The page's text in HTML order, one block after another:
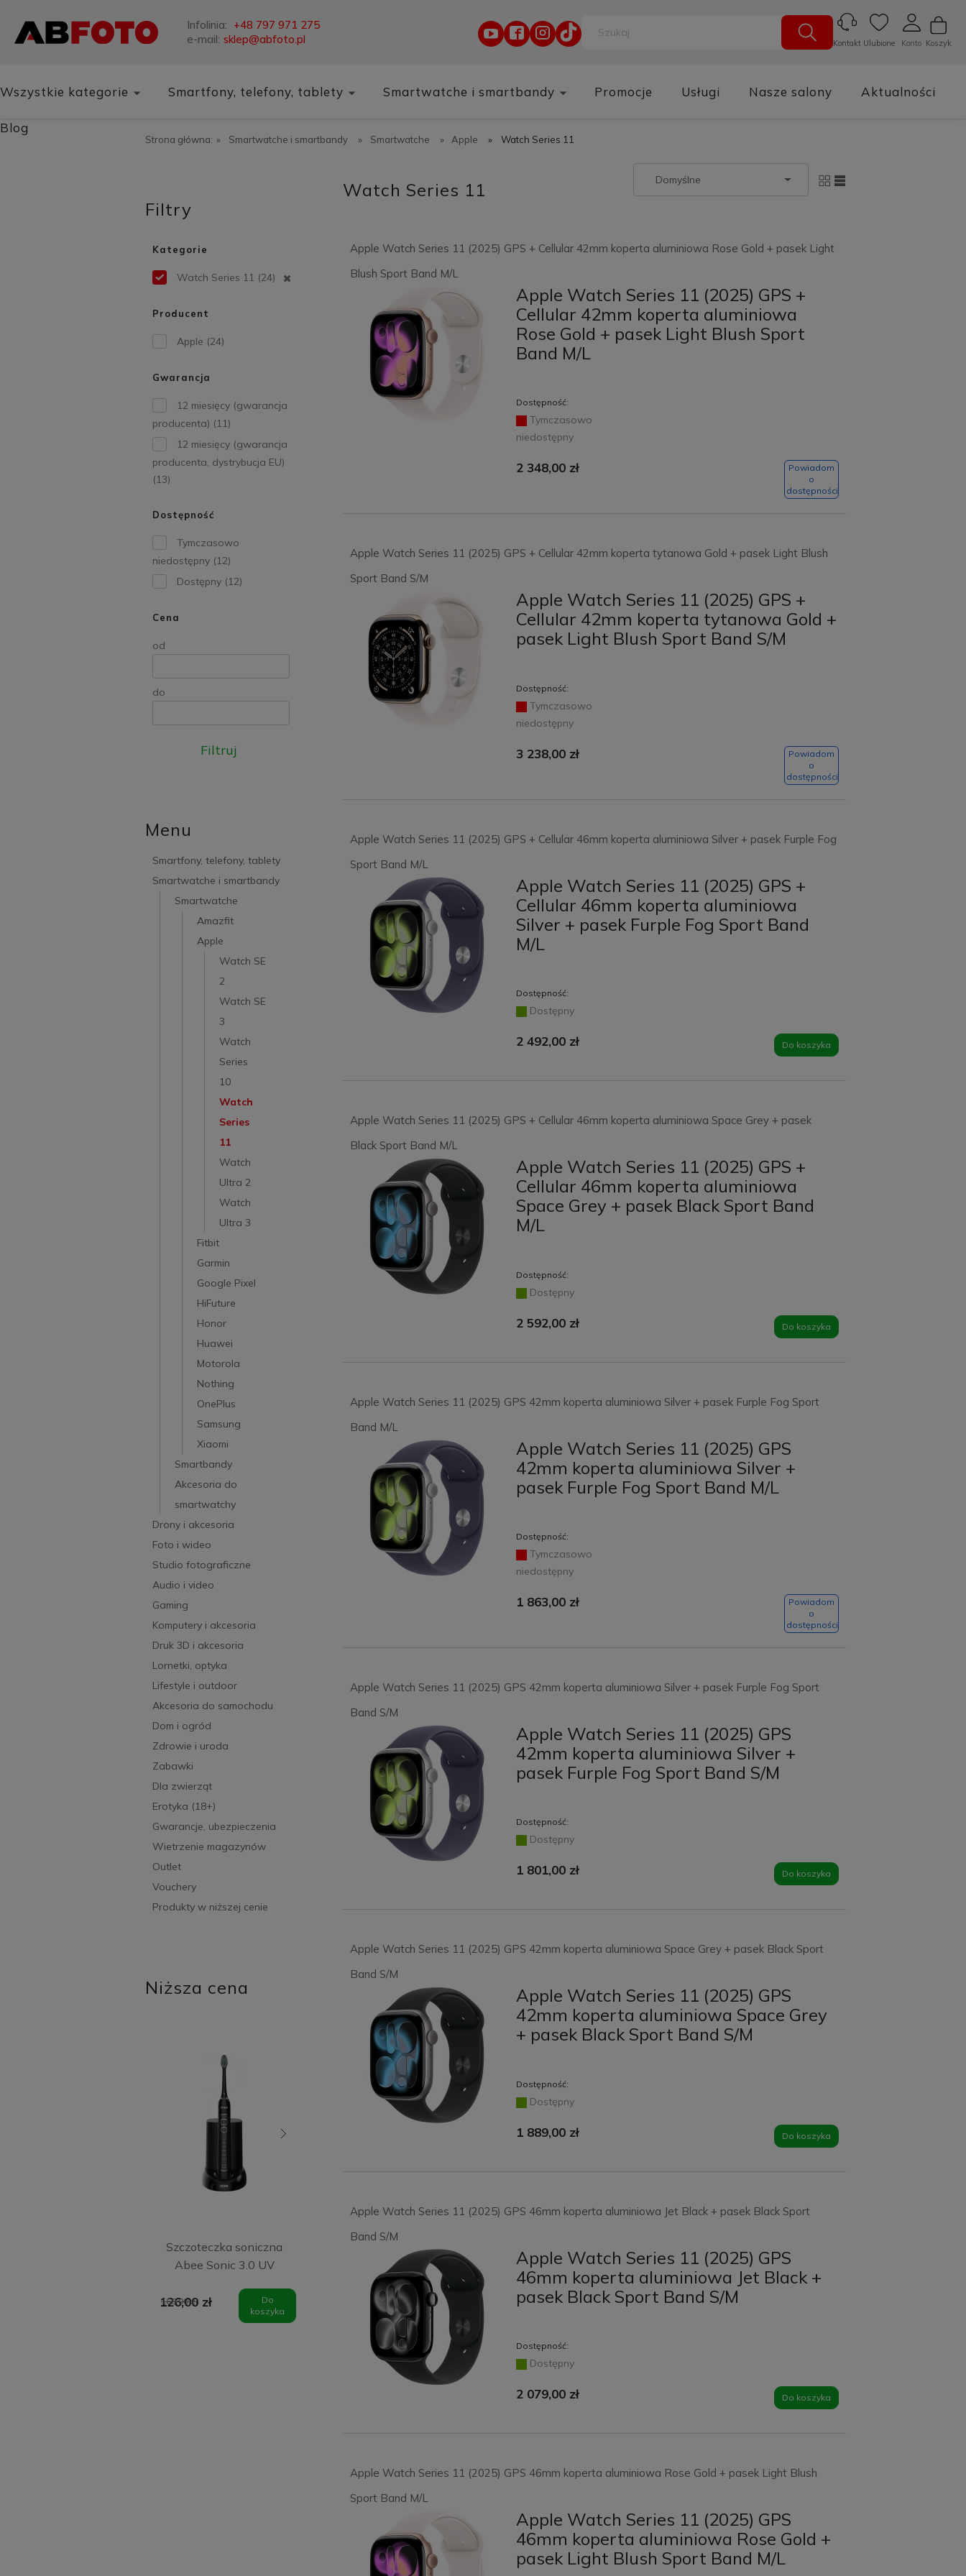
Infolinia: +48 797 971 275
e-mail: sklep@abfoto.pl Koszyk
Konto
Ulubione
Kontakt
Wszystkie kategorie Smartfony, telefony, tablety Smartwatche i smartbandy Promocje Usługi Nasze salony Aktualności
Blog
Strona główna: » Smartwatche i smartbandy » Smartwatche » Apple » Watch Series 11
Filtry
Kategorie
Watch Series 11 (24)
Producent
Apple (24)
Gwarancja
12 miesięcy (gwarancja
producenta) (11)
12 miesięcy (gwarancja
producenta, dystrybucja EU)
(13)
Dostępność
Tymczasowo
niedostępny (12)
Dostępny (12)
Cena
od
do
Filtruj
Menu
Smartfony, telefony, tablety
Smartwatche i smartbandy
Smartwatche
Amazfit
Apple
Watch SE
2
Watch SE
3
Watch
Series
10
Watch
Series
11
Watch
Ultra 2
Watch
Ultra 3
Fitbit
Garmin
Google Pixel
HiFuture
Honor
Huawei
Motorola
Nothing
OnePlus
Samsung
Xiaomi
Smartbandy
Akcesoria do
smartwatchy
Drony i akcesoria
Foto i wideo
Studio fotograficzne
Audio i video
Gaming
Komputery i akcesoria
Druk 3D i akcesoria
Lornetki, optyka
Lifestyle i outdoor
Akcesoria do samochodu
Dom i ogród
Zdrowie i uroda
Zabawki
Dla zwierząt
Erotyka (18+)
Gwarancje, ubezpieczenia
Wietrzenie magazynów
Outlet
Vouchery
Produkty w niższej cenie
Niższa cena
Szczoteczka soniczna
Abee Sonic 3.0 UV
126,00 zł
169,00 zł
Do
koszyka
Szczoteczka soniczna
Abee Sonic 2.0 Ultra
White
Do
koszyka
oklejanie folią ochronną
PanzerGlass Max Ultra -
ekran smartfona
118,30 zł
169,00 zł
Do
Abee Sonic 3.0 UV
White
126,00 zł
169,00 zł
Do
Watch Series 11
Apple Watch Series 11 (2025) GPS + Cellular 42mm koperta aluminiowa Rose Gold + pasek Light
Blush Sport Band M/L
Apple Watch Series 11 (2025) GPS +
Cellular 42mm koperta aluminiowa
Rose Gold + pasek Light Blush Sport
Band M/L
Dostępność:
Tymczasowo
niedostępny
2 348,00 zł
Powiadom
o
dostępności
Apple Watch Series 11 (2025) GPS + Cellular 42mm koperta tytanowa Gold + pasek Light Blush
Sport Band S/M
Apple Watch Series 11 (2025) GPS +
Cellular 42mm koperta tytanowa Gold +
pasek Light Blush Sport Band S/M
Dostępność:
Tymczasowo
niedostępny
3 238,00 zł
Powiadom
o
dostępności
Apple Watch Series 11 (2025) GPS + Cellular 46mm koperta aluminiowa Silver + pasek Furple Fog
Sport Band M/L
Apple Watch Series 11 (2025) GPS +
Cellular 46mm koperta aluminiowa
Silver + pasek Furple Fog Sport Band
M/L
Dostępność:
Dostępny
2 492,00 zł Do koszyka
Apple Watch Series 11 (2025) GPS + Cellular 46mm koperta aluminiowa Space Grey + pasek
Black Sport Band M/L
Apple Watch Series 11 (2025) GPS +
Cellular 46mm koperta aluminiowa
Space Grey + pasek Black Sport Band
M/L
Dostępność:
Dostępny
2 592,00 zł Do koszyka
Apple Watch Series 11 (2025) GPS 42mm koperta aluminiowa Silver + pasek Furple Fog Sport
Band M/L
Apple Watch Series 11 (2025) GPS
42mm koperta aluminiowa Silver +
pasek Furple Fog Sport Band M/L
Dostępność:
Tymczasowo
niedostępny
1 863,00 zł
Powiadom
o
dostępności
Apple Watch Series 11 (2025) GPS 42mm koperta aluminiowa Silver + pasek Furple Fog Sport
Band S/M
Apple Watch Series 11 (2025) GPS
42mm koperta aluminiowa Silver +
pasek Furple Fog Sport Band S/M
Dostępność:
Dostępny
1 801,00 zł Do koszyka
Apple Watch Series 11 (2025) GPS 42mm koperta aluminiowa Space Grey + pasek Black Sport
Band S/M
Apple Watch Series 11 (2025) GPS
42mm koperta aluminiowa Space Grey
+ pasek Black Sport Band S/M
Dostępność:
Dostępny
1 889,00 zł Do koszyka
Apple Watch Series 11 (2025) GPS 46mm koperta aluminiowa Jet Black + pasek Black Sport
Band S/M
Apple Watch Series 11 (2025) GPS
46mm koperta aluminiowa Jet Black +
pasek Black Sport Band S/M
Dostępność:
Dostępny
2 079,00 zł Do koszyka
Apple Watch Series 11 (2025) GPS 46mm koperta aluminiowa Rose Gold + pasek Light Blush
Sport Band M/L
Apple Watch Series 11 (2025) GPS
46mm koperta aluminiowa Rose Gold +
pasek Light Blush Sport Band M/L